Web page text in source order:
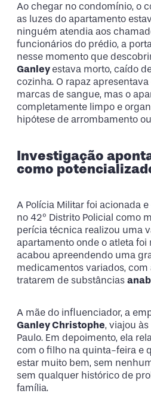
Ao chegar no condomínio, o
as luzes do apartamento
ninguém atendia aos
funcionários do prédio, a
nesse momento que
Ganley estava morto, caído
cozinha. O rapaz
marcas de sangue, mas o
completamente limpo e
hipótese de arrombamento
Investigação
como
A Polícia Militar foi acionada
no 42º Distrito Policial como
perícia técnica realizou uma
apartamento onde o atleta foi
acabou apreendendo uma
medicamentos variados, com
tratarem de substâncias
A mãe do influenciador, a
Ganley Christophe, viajou
Paulo. Em depoimento, ela
com o filho na quinta-feira e
estar muito bem, sem
sem qualquer histórico de
família.